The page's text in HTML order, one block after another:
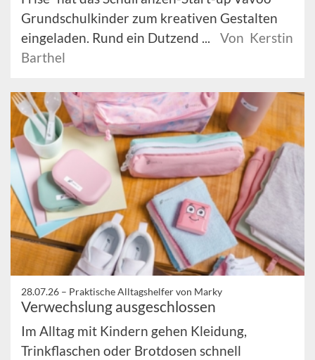
Grundschulkinder zum kreativen Gestalten
eingeladen. Rund ein Dutzend ...
Von Kerstin
Barthel
28.07.26 – Praktische Alltagshelfer von Marky
Verwechslung ausgeschlossen
Im Alltag mit Kindern gehen Kleidung,
Trinkflaschen oder Brotdosen schnell